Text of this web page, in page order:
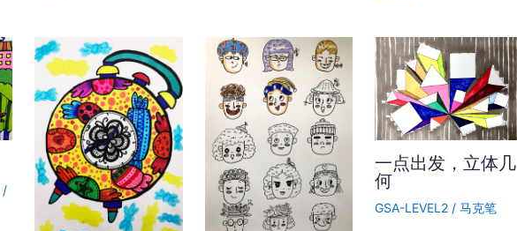
/
一点出发，立体几
何
GSA-LEVEL2/ 马克笔